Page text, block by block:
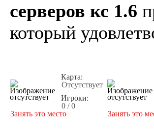
серверов кс 1.6
который
Карта:
Отсутствует
Игроки:
0 / 0
Занять это место
Занять это